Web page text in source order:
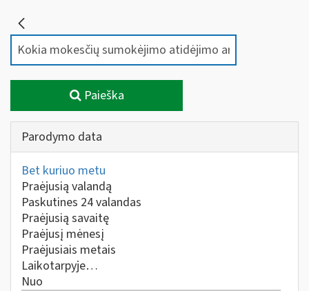
Paieška
Parodymo data
Bet kuriuo metu
Praėjusią valandą
Paskutines 24 valandas
Praėjusią savaitę
Praėjusį mėnesį
Praėjusiais metais
Laikotarpyje…
Nuo